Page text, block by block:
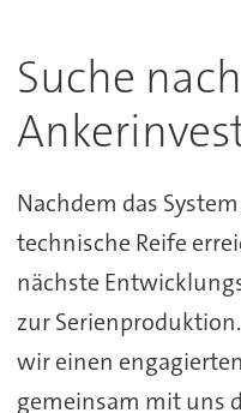
Suche
Nachdem das
technische Reife
nächste
zur
wir einen
gemeinsam mit uns